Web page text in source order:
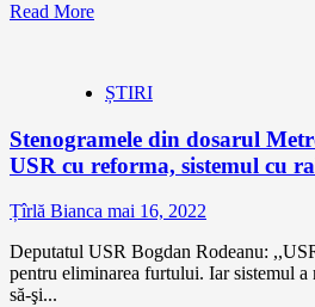
Read More
ȘTIRI
Stenogramele din dosarul
USR cu reforma, sistemul cu
Țîrlă Bianca mai 16, 2022
Deputatul USR Bogdan Rodeanu:
pentru eliminarea furtului. Iar sistemul a
să-şi...